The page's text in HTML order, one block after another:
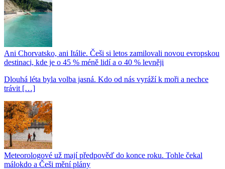
Ani Chorvatsko, ani Itálie. Češi si letos zamilovali novou evropskou
destinaci, kde je o 45 % méně lidí a o 40 % levněji
Dlouhá léta byla volba jasná. Kdo od nás vyráží k moři a nechce
trávit […]
Meteorologové už mají předpověď do konce roku. Tohle čekal
málokdo a Češi mění plány